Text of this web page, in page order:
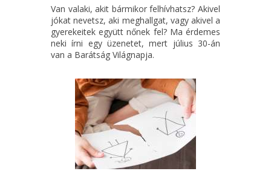
Van valaki, akit bármikor felhívhatsz? Akivel
jókat nevetsz, aki meghallgat, vagy akivel a
gyerekeitek együtt nőnek fel? Ma érdemes
neki írni egy üzenetet, mert július 30-án
van a Barátság Világnapja.